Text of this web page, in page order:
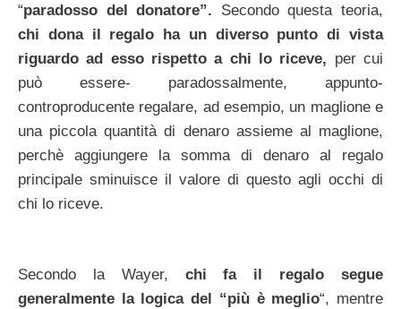
“paradosso del donatore”. Secondo questa teoria,
chi dona il regalo ha un diverso punto di vista
riguardo ad esso rispetto a chi lo riceve, per cui
può essere- paradossalmente, appunto-
controproducente regalare, ad esempio, un maglione e
una piccola quantità di denaro assieme al maglione,
perchè aggiungere la somma di denaro al regalo
principale sminuisce il valore di questo agli occhi di
chi lo riceve.
Secondo la Wayer, chi fa il regalo segue
generalmente la logica del “più è meglio“, mentre